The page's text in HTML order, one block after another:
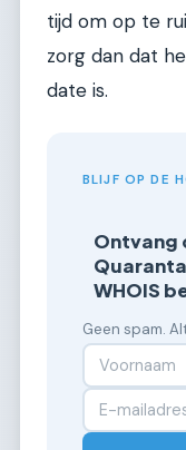
tijd om op te
zorg dan dat
date is.
BLIJF OP DE
Ontvang
WHOIS
Geen spam.